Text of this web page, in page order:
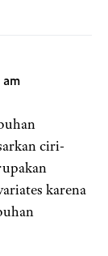
ciri-
karena